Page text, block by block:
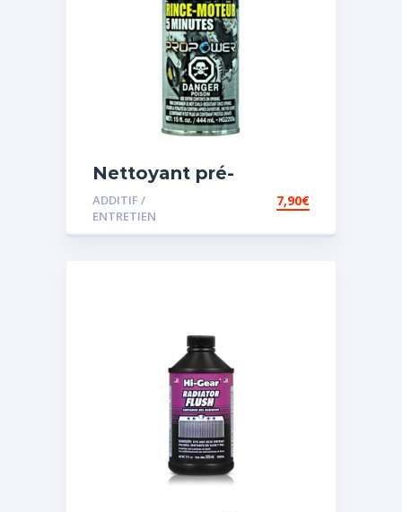
Nettoyant pré-
vidange
ADDITIF /
ENTRETIEN
7,90€